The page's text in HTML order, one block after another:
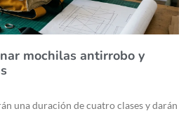
mochilas antirrobo y
una duración de cuatro clases y darán